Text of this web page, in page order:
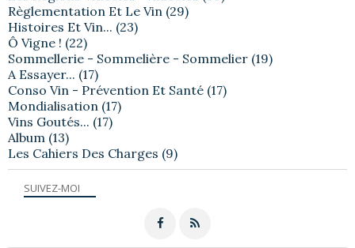
SUIVEZ-MOI
Règlementation Et Le Vin (29)
Histoires Et Vin... (23)
Ô Vigne ! (22)
Sommellerie - Sommelière - Sommelier (19)
A Essayer... (17)
Conso Vin - Prévention Et Santé (17)
Mondialisation (17)
Vins Goutés... (17)
Album (13)
Les Cahiers Des Charges (9)